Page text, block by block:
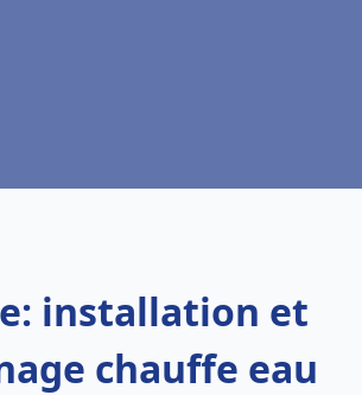
installation et
chauffe eau